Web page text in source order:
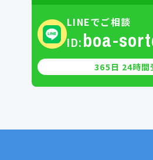
LINEでご相談
ID:boa-
365日 24時間